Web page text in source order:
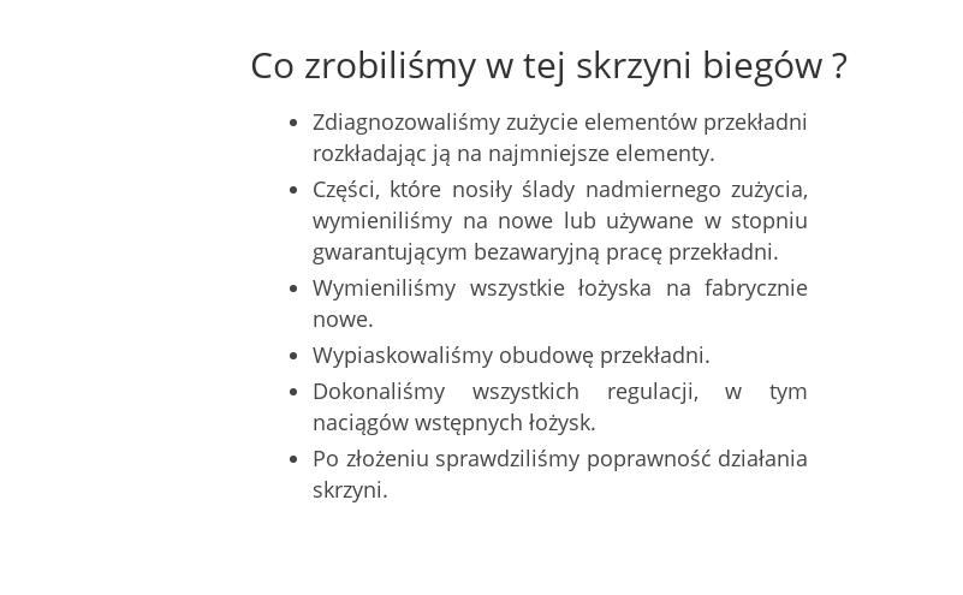
Co zrobiliśmy w tej skrzyni biegów ?
Zdiagnozowaliśmy zużycie elementów przekładni
rozkładając ją na najmniejsze elementy.
Części, które nosiły ślady nadmiernego zużycia,
wymieniliśmy na nowe lub używane w stopniu
gwarantującym bezawaryjną pracę przekładni.
Wymieniliśmy wszystkie łożyska na fabrycznie
nowe.
Wypiaskowaliśmy obudowę przekładni.
Dokonaliśmy wszystkich regulacji, w tym
naciągów wstępnych łożysk.
Po złożeniu sprawdziliśmy poprawność działania
skrzyni.